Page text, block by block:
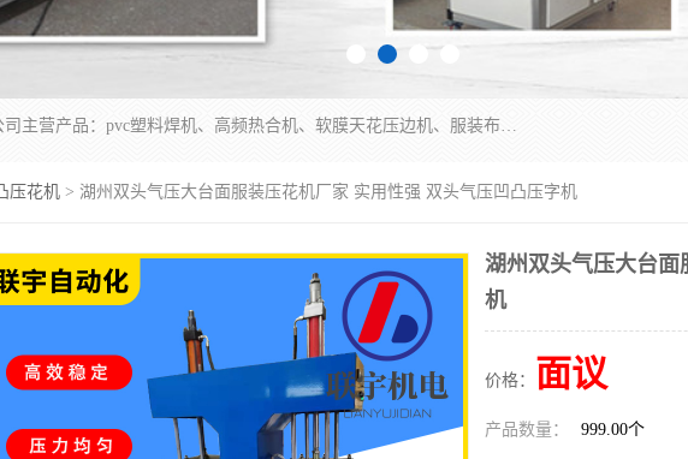
常州联宇机电自动化科技有限公司主营产品：pvc塑料焊机、高频热合机、软膜天花压边机、服装布料凹凸压花机、布料3d压印设备、服装植胶设备、超声波布料花边机、无纺布热合机、全自动压花机。
压花机 > 湖州双头气压大台面服装压花机厂家 实用性强 双头气压凹凸压字机
湖州双头气压大台
机
价格： 面议
产品数量： 999.00个